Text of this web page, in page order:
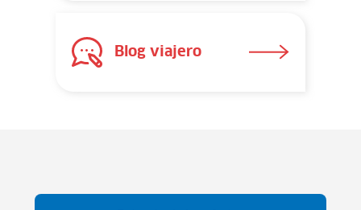
Blog viajero